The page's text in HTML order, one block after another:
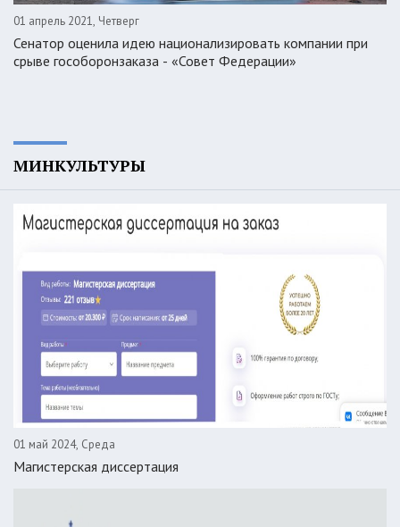
01 апрель 2021, Четверг
Сенатор оценила идею национализировать компании при
срыве гособоронзаказа - «Совет Федерации»
МИНКУЛЬТУРЫ
01 май 2024, Среда
Магистерская диссертация